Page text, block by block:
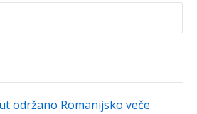
održano Romanijsko veče